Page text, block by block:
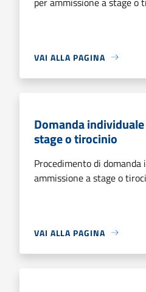
VAI ALLA PAGINA
Domanda
stage o tirocinio
Procedimento di
ammissione a stage o
VAI ALLA PAGINA